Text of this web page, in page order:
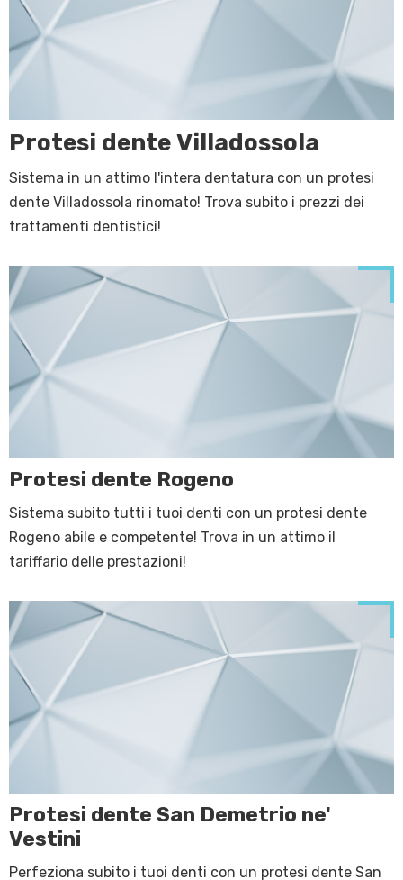
Protesi dente Villadossola
Sistema in un attimo l'intera dentatura con un protesi
dente Villadossola rinomato! Trova subito i prezzi dei
trattamenti dentistici!
Protesi dente Rogeno
Sistema subito tutti i tuoi denti con un protesi dente
Rogeno abile e competente! Trova in un attimo il
tariffario delle prestazioni!
Protesi dente San Demetrio ne'
Vestini
Perfeziona subito i tuoi denti con un protesi dente San